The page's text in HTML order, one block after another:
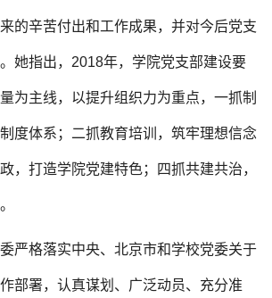
的辛苦付出和工作成果，并对今后党支
她指出，2018年，学院党支部建设要
为主线，以提升组织力为重点，一抓制
度体系；二抓教育培训，筑牢理想信念
，打造学院党建特色；四抓共建共治，
严格落实中央、北京市和学校党委关于
部署，认真谋划、广泛动员、充分准